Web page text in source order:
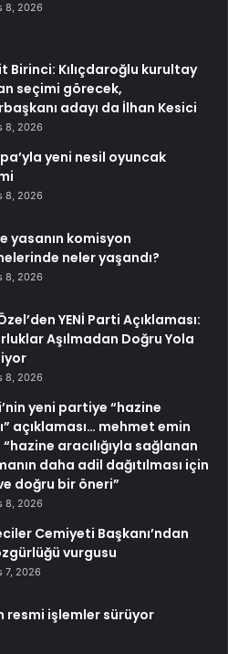
8, 2026
Birinci: Kılıçdaroğlu kurultay
seçimi görecek,
adayı da İlhan Kesici
8, 2026
yeni nesil oyuncak
8, 2026
yasanın komisyon
neler yaşandı?
8, 2026
YENİ Parti Açıklaması:
Aşılmadan Doğru Yola
8, 2026
yeni partiye “hazine
açıklaması… mehmet emin
aracılığıyla sağlanan
daha adil dağıtılması için
doğru bir öneri”
8, 2026
Cemiyeti Başkanı’ndan
vurgusu
7, 2026
resmi işlemler sürüyor